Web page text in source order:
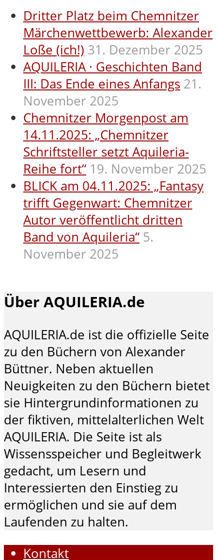
Dritter Platz beim Chemnitzer
Märchenwettbewerb: Alexander
Loße (ich!) 31. Dezember 2025
AQUILERIA · Geschichten Band
III: Das Ende eines Anfangs 21.
November 2025
Chemnitzer Morgenpost am
14.11.2025: „Chemnitzer
Schriftsteller setzt Aquileria-
Reihe fort“ 19. November 2025
BLICK am 04.11.2025: „Fantasy
trifft Gegenwart: Chemnitzer
Autor veröffentlicht dritten
Band von Aquileria“ 5.
November 2025
Über AQUILERIA.de
AQUILERIA.de ist die offizielle Seite
zu den Büchern von Alexander
Büttner. Neben aktuellen
Neuigkeiten zu den Büchern bietet
sie Hintergrundinformationen zu
der fiktiven, mittelalterlichen Welt
AQUILERIA. Die Seite ist als
Wissensspeicher und Begleitwerk
gedacht, um Lesern und
Interessierten den Einstieg zu
ermöglichen und sie auf dem
Laufenden zu halten.
Kontakt